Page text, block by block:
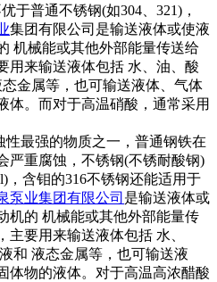
于普通不锈钢(如304、321)，
集团有限公司是输送液体或使液
机械能或其他外部能量传送给
用来输送液体包括 水、油、酸
金属等，也可输送液体、气体
体。而对于高温硝酸，通常采用
最强的物质之一，普通钢铁在
严重腐蚀，不锈钢(不锈耐酸钢)
，含钼的316不锈钢还能适用于
泵业集团有限公司 是输送液体或
机的 机械能或其他外部能量传
要用来输送液体包括 水、
和 液态金属等，也可输送液
体物的液体。对于高温高浓醋酸